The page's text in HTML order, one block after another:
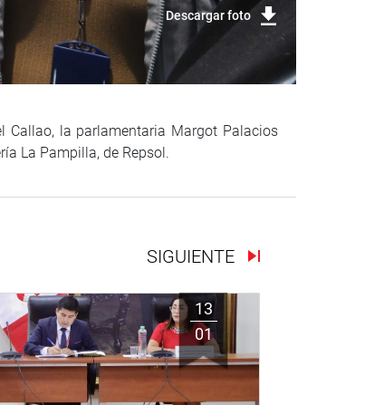
Descargar foto
Callao, la parlamentaria Margot Palacios
La Pampilla, de Repsol.
SIGUIENTE
13
01